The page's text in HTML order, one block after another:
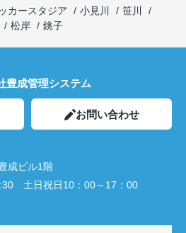
カースタジア 小見川
笹川
松岸 銚子
豊成管理システム
お問い合わせ
成ビル1階
土日祝日10：00～17：00